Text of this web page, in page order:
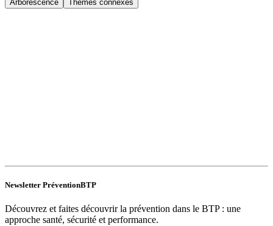
Arborescence Thèmes connexes
Newsletter PréventionBTP
Découvrez et faites découvrir la prévention dans le BTP : une
approche santé, sécurité et performance.